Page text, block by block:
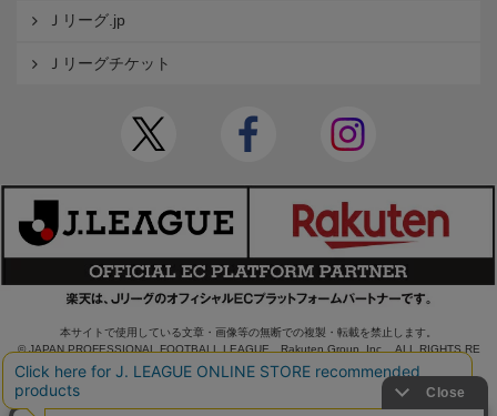
Ｊリーグ.jp
Ｊリーグチケット
本サイトで使用している文章・画像等の無断での複製・転載を禁止します。
© JAPAN PROFESSIONAL FOOTBALL LEAGUE Rakuten Group, Inc. ALL RIGHTS RE
SERVED.